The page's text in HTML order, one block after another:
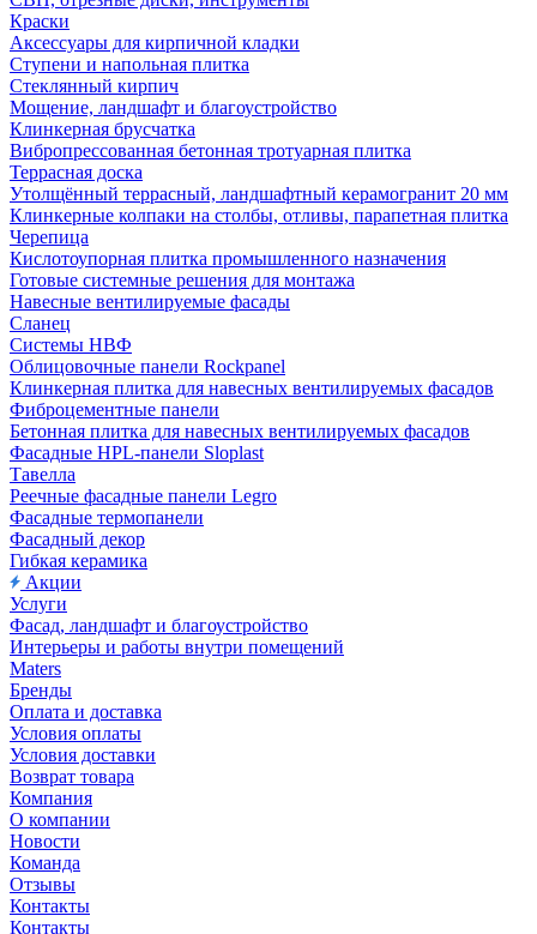
Краски
Аксессуары для кирпичной кладки
Ступени и напольная плитка
Cтеклянный кирпич
Мощение, ландшафт и благоустройство
Клинкерная брусчатка
Вибропрессованная бетонная тротуарная плитка
Террасная доска
Утолщённый террасный, ландшафтный керамогранит 20 мм
Клинкерные колпаки на столбы, отливы, парапетная плитка
Черепица
Кислотоупорная плитка промышленного назначения
Готовые системные решения для монтажа
Навесные вентилируемые фасады
Сланец
Системы НВФ
Облицовочные панели Rockpanel
Клинкерная плитка для навесных вентилируемых фасадов
Фиброцементные панели
Бетонная плитка для навесных вентилируемых фасадов
Фасадные HPL-панели Sloplast
Тавелла
Реечные фасадные панели Legro
Фасадные термопанели
Фасадный декор
Гибкая керамика
Акции
Услуги
Фасад, ландшафт и благоустройство
Интерьеры и работы внутри помещений
Maters
Бренды
Оплата и доставка
Условия оплаты
Условия доставки
Возврат товара
Компания
О компании
Новости
Команда
Отзывы
Контакты
Контакты